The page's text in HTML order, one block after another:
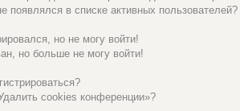
появлялся в списке активных пользователей?
но не могу войти!
но больше не могу войти!
cookies конференции»?